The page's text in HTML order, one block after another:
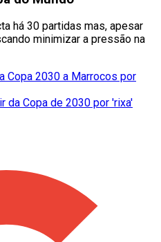
há 30 partidas mas, apesar
minimizar a pressão na
Copa 2030 a Marrocos por
da Copa de 2030 por 'rixa'